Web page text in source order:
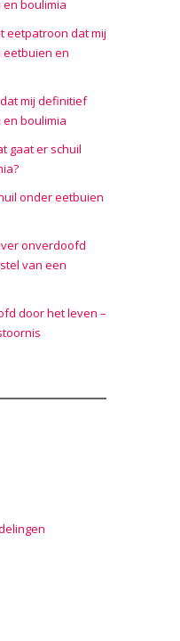
boulimia
eetpatroon dat mij
en
mij definitief
boulimia
gaat er schuil
onder eetbuien
onverdoofd
van een
door het leven –